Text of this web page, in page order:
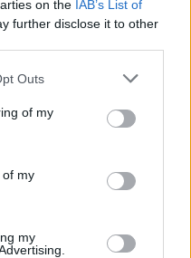
on the IAB’s List of
further disclose it to other
one or more Google
You may click to
its third-party tags to
in below Google
Outs
of my
of my
my